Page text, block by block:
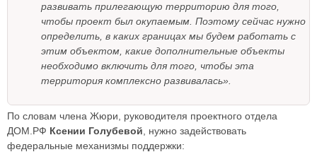
развивать прилегающую территорию для того,
чтобы проект был окупаемым. Поэтому сейчас нужно
определить, в каких границах мы будем работать с
этим объектом, какие дополнительные объекты
необходимо включить для того, чтобы эта
территория комплексно развивалась».
По словам члена Жюри, руководителя проектного отдела
ДОМ.РФ Ксении Голубевой, нужно задействовать
федеральные механизмы поддержки: